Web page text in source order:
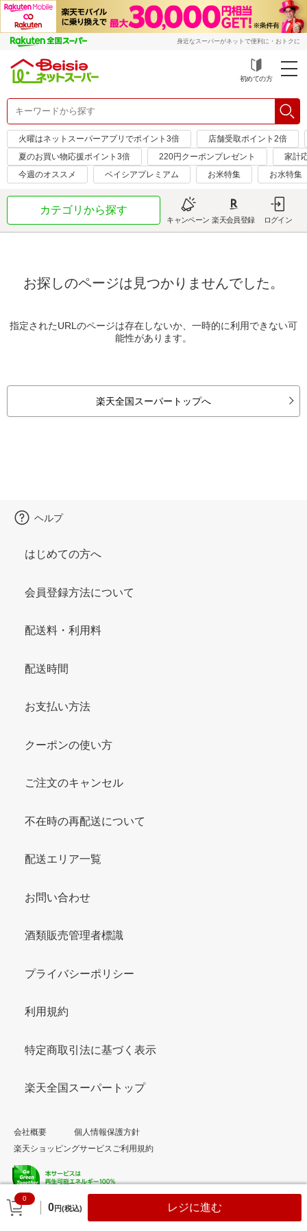
身近なスーパーがネットで便利に・おトクに
初めての方
火曜はネットスーパーアプリでポイント3倍
店舗受取ポイント2倍
夏のお買い物応援ポイント3倍
220円クーポンプレゼント
家計
今週のオススメ
ベイシアプレミアム お米特集 お水特集
カテゴリから探す
キャンペーン 楽天会員登録 ログイン
お探しのページは見つかりませんでした。
指定されたURLのページは存在しないか、一時的に利用できない可
能性があります。
楽天全国スーパートップへ
0
0円(税込) レジに進む
ヘルプ
はじめての方へ
会員登録方法について
配送料・利用料
配送時間
お支払い方法
クーポンの使い方
ご注文のキャンセル
不在時の再配送について
配送エリア一覧
お問い合わせ
酒類販売管理者標識
プライバシーポリシー
利用規約
特定商取引法に基づく表示
楽天全国スーパートップ
会社概要
個人情報保護方針
楽天ショッピングサービスご利用規約
© Rakuten Group, Inc.